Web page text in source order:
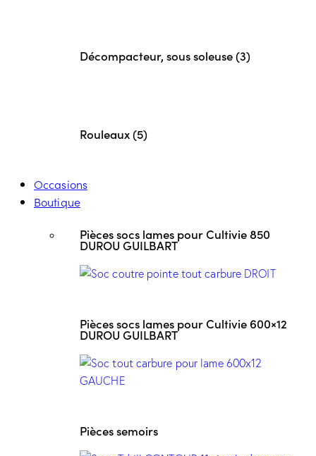
Décompacteur, sous soleuse (3)
Rouleaux (5)
Occasions
Boutique
Pièces socs lames pour Cultivie 850
DUROU GUILBART
Pièces socs lames pour Cultivie 600×12
DUROU GUILBART
Pièces semoirs